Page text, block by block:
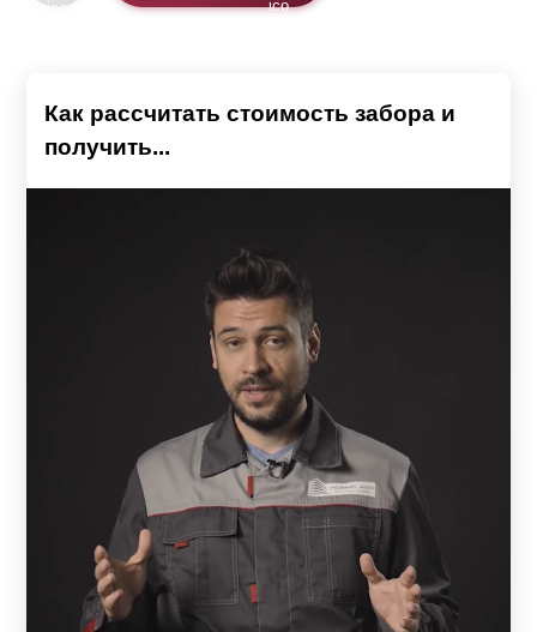
после демонтажа старого полотна ограды. За счет
крепления ламелей к направляющим, можно
кардинально изменить его внешний вид.
Характеристики различных вариантов
Чтобы сделать оптимальный выбор забора типа ранчо,
перед заказом, желательно, изучить основные его
модификации и характеристики:
Толщина металла профиля для изготовления
ламелей и рамы может варьироваться от 0.5 до 1.5
Как рассчитать стоимость забора и
получить...